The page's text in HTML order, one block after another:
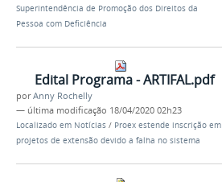
Superintendência de Promoção dos Direitos da
Pessoa com Deficiência
Edital Programa - ARTIFAL.pdf
porAnny Rochelly
— última modificação 18/04/2020 02h23
Localizado em Notícias / Proex estende inscrição em
projetos de extensão devido a falha no sistema